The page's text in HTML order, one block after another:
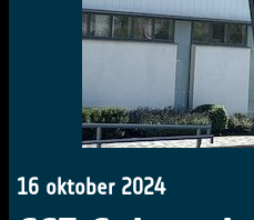
16 oktober 2024